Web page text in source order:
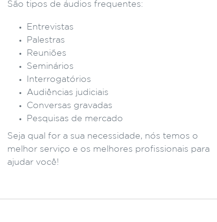
São tipos de áudios frequentes:
Entrevistas
Palestras
Reuniões
Seminários
Interrogatórios
Audiências judiciais
Conversas gravadas
Pesquisas de mercado
Seja qual for a sua necessidade, nós temos o
melhor serviço e os melhores profissionais para
ajudar você!